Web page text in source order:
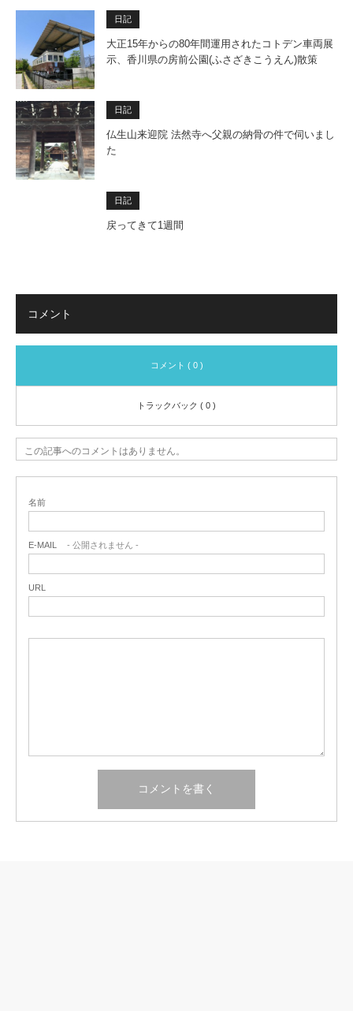
日記
大正15年からの80年間運用されたコトデン車両展
示、香川県の房前公園(ふさざきこうえん)散策
日記
仏生山来迎院 法然寺へ父親の納骨の件で伺いまし
た
日記
戻ってきて1週間
コメント
コメント ( 0 )
トラックバック ( 0 )
この記事へのコメントはありません。
名前
E-MAIL - 公開されません -
URL